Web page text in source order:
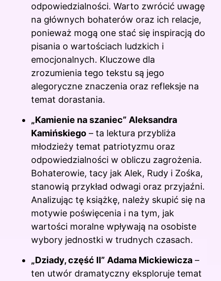
odpowiedzialności. Warto zwrócić uwagę
na głównych bohaterów oraz ich relacje,
ponieważ mogą one stać się inspiracją do
pisania o wartościach ludzkich i
emocjonalnych. Kluczowe dla
zrozumienia tego tekstu są jego
alegoryczne znaczenia oraz refleksje na
temat dorastania.
„Kamienie na szaniec” Aleksandra
Kamińskiego – ta lektura przybliża
młodzieży temat patriotyzmu oraz
odpowiedzialności w obliczu zagrożenia.
Bohaterowie, tacy jak Alek, Rudy i Zośka,
stanowią przykład odwagi oraz przyjaźni.
Analizując tę książkę, należy skupić się na
motywie poświęcenia i na tym, jak
wartości moralne wpływają na osobiste
wybory jednostki w trudnych czasach.
„Dziady, część II” Adama Mickiewicza –
ten utwór dramatyczny eksploruje temat